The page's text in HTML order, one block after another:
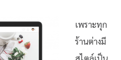
เพราะทุก
ร้านต่างมี